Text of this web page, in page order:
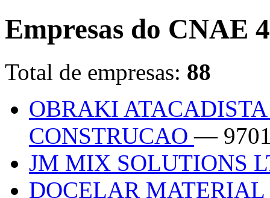
Empresas do CNAE
Total de empresas: 88
OBRAKI
CONSTRUCAO—
JM MIX SOLUTIONS
DOCELAR